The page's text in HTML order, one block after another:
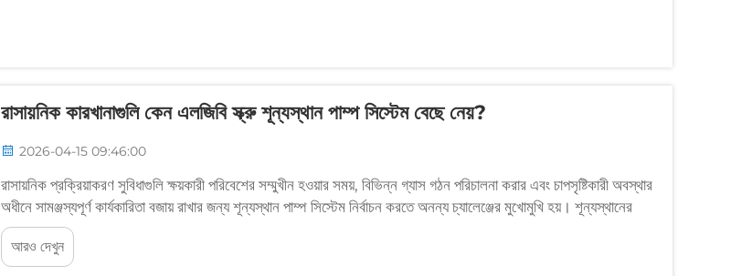
রাসায়নিক কারখানাগুলি কেন এলজিবি স্ক্রু শূন্যস্থান পাম্প সিস্টেম বেছে নেয়?
2026-04-15 09:46:00
রাসায়নিক প্রক্রিয়াকরণ সুবিধাগুলি ক্ষয়কারী পরিবেশের সম্মুখীন হওয়ার সময়, বিভিন্ন গ্যাস গঠন পরিচালনা করার এবং চাপসৃষ্টিকারী অবস্থার
অধীনে সামঞ্জস্যপূর্ণ কার্যকারিতা বজায় রাখার জন্য শূন্যস্থান পাম্প সিস্টেম নির্বাচন করতে অনন্য চ্যালেঞ্জের মুখোমুখি হয়। শূন্যস্থানের
পছন্দ...
আরও দেখুন